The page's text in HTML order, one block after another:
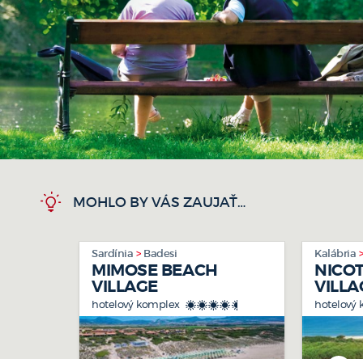
JADRANSKÉ POBREŽIE
výlet
viac foto >>
MOHLO BY VÁS ZAUJAŤ…
Sardínia Badesi
MIMOSE BEACH
VILLAGE
hotelový komplex ****+
Kalábria
hotelový